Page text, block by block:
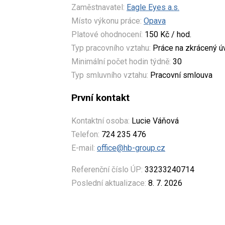
Zaměstnavatel: Eagle Eyes a.s.
Místo výkonu práce: Opava
Platové ohodnocení: 150 Kč / hod.
Typ pracovního vztahu: Práce na zkrácený
Minimální počet hodin týdně: 30
Typ smluvního vztahu: Pracovní smlouva
První kontakt
Kontaktní osoba: Lucie Váňová
Telefon: 724 235 476
E-mail: office@hb-group.cz
Referenční číslo ÚP: 33233240714
Poslední aktualizace: 8. 7. 2026